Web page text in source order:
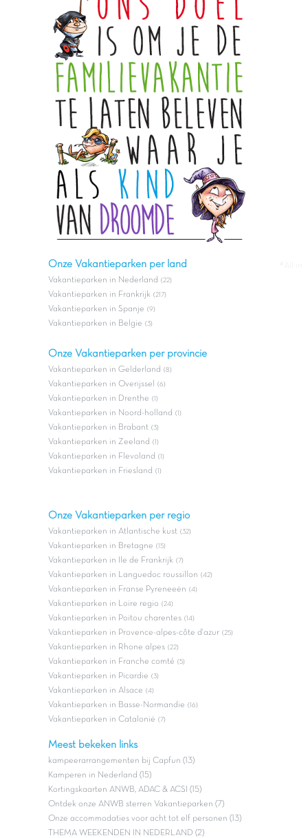
Onze Vakantieparken per land
Vakantieparken in Nederland (22)
Vakantieparken in Frankrijk (217)
Vakantieparken in Spanje (9)
Vakantieparken in Belgie (3)
Onze Vakantieparken per provincie
Vakantieparken in Gelderland (8)
Vakantieparken in Overijssel (6)
Vakantieparken in Drenthe (1)
Vakantieparken in Noord-holland (1)
Vakantieparken in Brabant (3)
Vakantieparken in Zeeland (1)
Vakantieparken in Flevoland (1)
Vakantieparken in Friesland (1)
Onze Vakantieparken per regio
Vakantieparken in Atlantische kust (32)
Vakantieparken in Bretagne (15)
Vakantieparken in Ile de Frankrijk (7)
Vakantieparken in Languedoc roussillon (42)
Vakantieparken in Franse Pyreneeën (4)
Vakantieparken in Loire regio (24)
Vakantieparken in Poitou charentes (14)
Vakantieparken in Provence-alpes-côte d'azur (25)
Vakantieparken in Rhone alpes (22)
Vakantieparken in Franche comté (5)
Vakantieparken in Picardie (3)
Vakantieparken in Alsace (4)
Vakantieparken in Basse-Normandie (16)
Vakantieparken in Catalonië (7)
Meest bekeken links
kampeerarrangementen bij Capfun (13)
Kamperen in Nederland (15)
Kortingskaarten ANWB, ADAC & ACSI (15)
Ontdek onze ANWB sterren Vakantieparken (7)
Onze accommodaties voor acht tot elf personen (13)
THEMA WEEKENDEN IN NEDERLAND (2)